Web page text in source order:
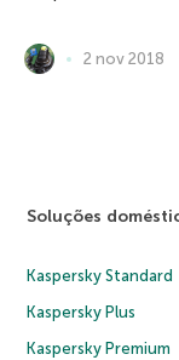
2 nov 2018
Soluções
Kaspersky Standard
Kaspersky Plus
Kaspersky Premium